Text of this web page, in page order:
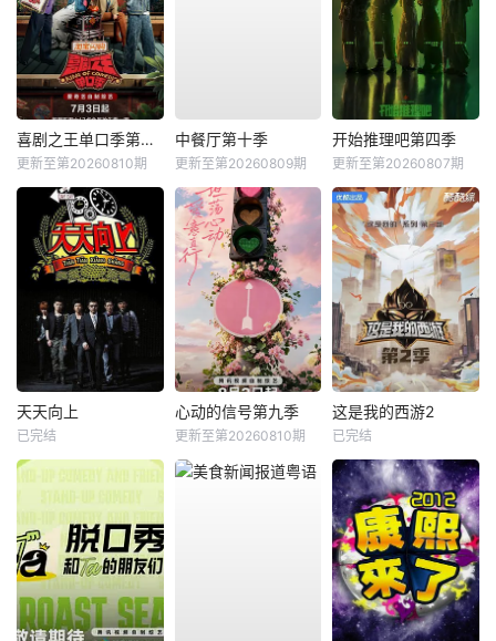
喜剧之王单口季第三季
更新至第20260810期
中餐厅第十季
更新至第20260809期
开始推理吧第四季
更新至第20260807期
天天向上
已完结
心动的信号第九季
更新至第20260810期
这是我的西游2
已完结